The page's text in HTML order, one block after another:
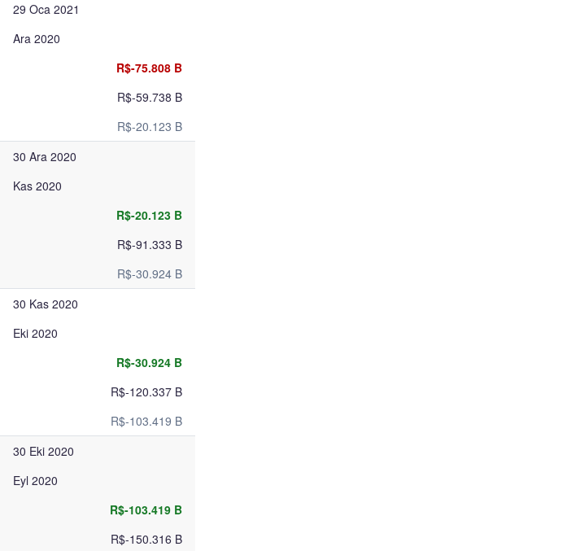
29 Oca 2021
Ara 2020
R$-75.808 B
R$-59.738 B
R$-20.123 B
30 Ara 2020
Kas 2020
R$-20.123 B
R$-91.333 B
R$-30.924 B
30 Kas 2020
Eki 2020
R$-30.924 B
R$-120.337 B
R$-103.419 B
30 Eki 2020
Eyl 2020
R$-103.419 B
R$-150.316 B